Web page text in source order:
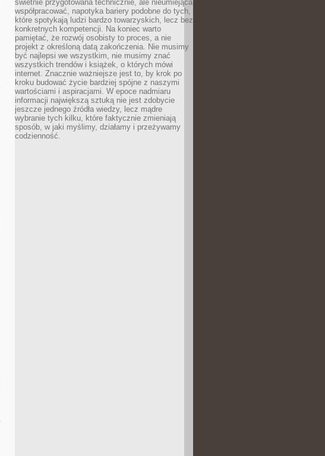
świetnie przygotowana technicznie, ale nieumiejąca
współpracować, napotyka bariery podobne do tych,
które spotykają ludzi bardzo towarzyskich, lecz bez
konkretnych kompetencji. Na koniec warto
pamiętać, że rozwój osobisty to proces, a nie
projekt z określoną datą zakończenia. Nie musimy
być najlepsi we wszystkim, nie musimy znać
wszystkich trendów i książek, o których mówi
internet. Znacznie ważniejsze jest to, by krok po
kroku budować życie bardziej spójne z naszymi
wartościami i aspiracjami. W epoce nadmiaru
informacji największą sztuką nie jest zdobycie
jeszcze jednego źródła wiedzy, lecz mądre
wybranie tych kilku, które faktycznie zmieniają
sposób, w jaki myślimy, działamy i przeżywamy
codzienność.